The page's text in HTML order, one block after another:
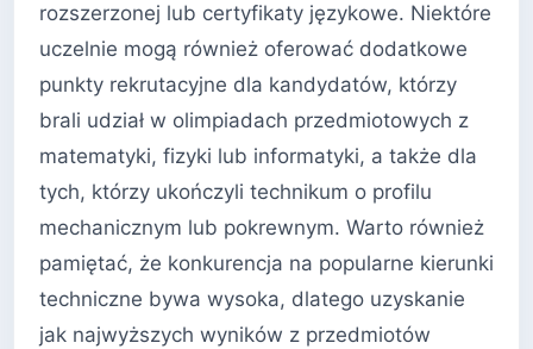
rozszerzonej lub certyfikaty językowe. Niektóre
uczelnie mogą również oferować dodatkowe
punkty rekrutacyjne dla kandydatów, którzy
brali udział w olimpiadach przedmiotowych z
matematyki, fizyki lub informatyki, a także dla
tych, którzy ukończyli technikum o profilu
mechanicznym lub pokrewnym. Warto również
pamiętać, że konkurencja na popularne kierunki
techniczne bywa wysoka, dlatego uzyskanie
jak najwyższych wyników z przedmiotów